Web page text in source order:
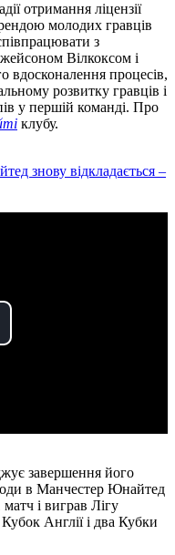
отримання ліцензії
молодих гравців
з
Вілкоксом і
вдосконалення процесів,
розвитку гравців і
у першій команді. Про
клубу.
знову відкладається –
завершення його
в Манчестер Юнайтед
і виграв Лігу
Англії і два Кубки